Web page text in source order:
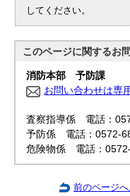
してください。
このページに関するお
消防本部 予防課
お問い合わせは専
査察指導係 電話：
予防係 電話：0572-
危険物係 電話：
前のページへ